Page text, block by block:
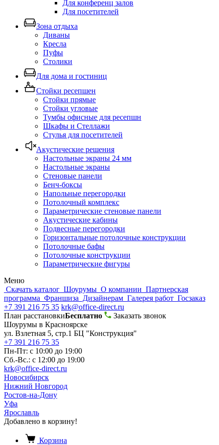
Для конференц залов
Для посетителей
Зона отдыха
Диваны
Кресла
Пуфы
Столики
Для дома и гостиниц
Стойки ресепшен
Стойки прямые
Стойки угловые
Тумбы офисные для ресепшн
Шкафы и Стеллажи
Стулья для посетителей
Акустические решения
Настольные экраны 24 мм
Настольные экраны
Стеновые панели
Бенч-боксы
Напольные перегородки
Потолочный комплекс
Параметрические стеновые панели
Акустические кабины
Подвесные перегородки
Горизонтальные потолочные конструкции
Потолочные бафы
Потолочные конструкции
Параметрические фигуры
Меню
Скачать каталог Шоурумы О компании Партнерская
программа Франшиза Дизайнерам Галерея работ Госзаказ
+7 391 216 75 35 krk@office-direct.ru
План расстановкиБесплатно
Заказать звонок
Шоурумы в Красноярске
ул. Взлетная 5, стр.1 БЦ "Конструкция"
+7 391 216 75 35
Пн-Пт: с 10:00 до 19:00
Сб.-Вс.: с 12:00 до 19:00
krk@office-direct.ru
Новосибирск
Нижний Новгород
Ростов-на-Дону
Уфа
Ярославль
Добавлено в корзину!
Корзина